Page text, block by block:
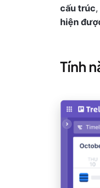
cấu trúc
hiện
Tính